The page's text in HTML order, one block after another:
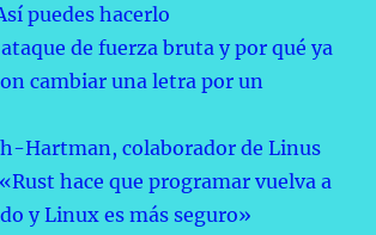
puedes hacerlo
de fuerza bruta y por qué ya
cambiar una letra por un
Hartman, colaborador de Linus
hace que programar vuelva a
y Linux es más seguro»